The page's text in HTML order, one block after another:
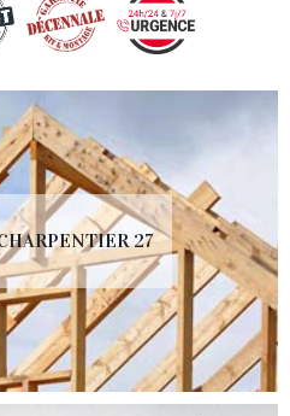
27